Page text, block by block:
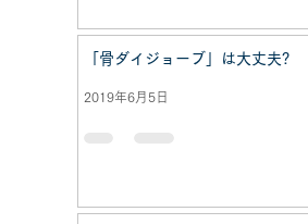
「骨ダイジョーブ」は大丈夫?
2019年6月5日